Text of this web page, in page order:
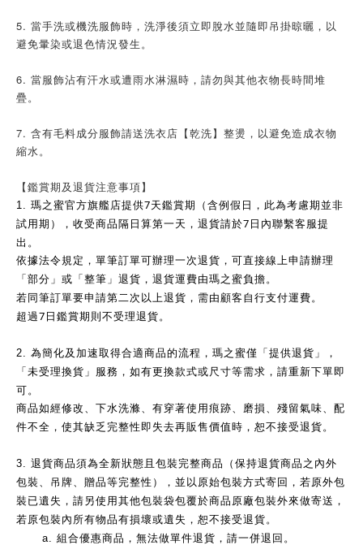
5. 當手洗或機洗服飾時，洗淨後須立即脫水並隨即吊掛晾曬，以
避免暈染或退色情況發生。
6. 當服飾沾有汗水或遭雨水淋濕時，請勿與其他衣物長時間堆
疊。
7. 含有毛料成分服飾請送洗衣店【乾洗】整燙，以避免造成衣物
縮水。
【鑑賞期及退貨注意事項】
1. 瑪之蜜官方旗艦店提供7天鑑賞期（含例假日，此為考慮期並非
試用期），收受商品隔日算第一天，退貨請於7 日內聯繫客服提
出。
依據法令規定，單筆訂單可辦理一次退貨，可直接線上申請辦理
「部分」或「整筆」退貨，退貨運費由瑪之蜜負擔。
若同筆訂單要申請第二次以上退貨，需由顧客自行支付運費。
超過7 日鑑賞期則不受理退貨。
2. 為簡化及加速取得合適商品的流程，瑪之蜜僅「提供退貨」，
「未受理換貨」服務，如有更換款式或尺寸等需求，請重新下單即
可。
商品如經修改、下水洗滌、有穿著使用痕跡、磨損、殘留氣味、配
件不全，使其缺乏完整性即失去再販售價值時，恕不接受退貨。
3. 退貨商品須為全新狀態且包裝完整商品（保持退貨商品之內外
包裝、吊牌、贈品等完整性），並以原始包裝方式寄回，若原外包
裝已遺失，請另使用其他包裝袋包覆於商品原廠包裝外來做寄送，
若原包裝內所有物品有損壞或遺失，恕不接受退貨。
a. 組合優惠商品，無法做單件退貨，請一併退回。